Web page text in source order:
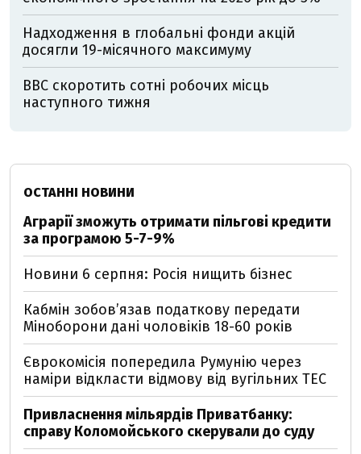
Надходження в глобальні фонди акцій
досягли 19-місячного максимуму
ВВС скоротить сотні робочих місць
наступного тижня
ОСТАННІ НОВИНИ
Аграрії зможуть отримати пільгові кредити
за програмою 5-7-9%
Новини 6 серпня: Росія нищить бізнес
Кабмін зобовʼязав податкову передати
Міноборони дані чоловіків 18-60 років
Єврокомісія попередила Румунію через
наміри відкласти відмову від вугільних ТЕС
Привласнення мільярдів Приватбанку:
справу Коломойського скерували до суду